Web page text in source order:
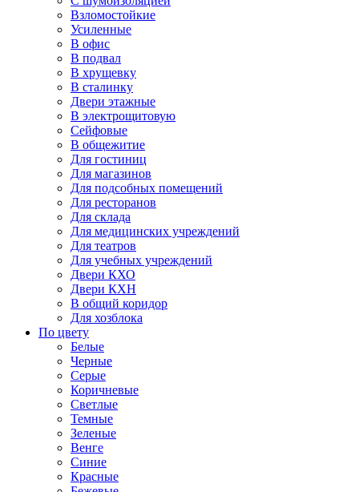
Взломостойкие
Усиленные
В офис
В подвал
В хрущевку
В сталинку
Двери этажные
В электрощитовую
Сейфовые
В общежитие
Для гостиниц
Для магазинов
Для подсобных помещений
Для ресторанов
Для склада
Для медицинских учреждений
Для театров
Для учебных учреждений
Двери КХО
Двери КХН
В общий коридор
Для хозблока
По цвету
Белые
Черные
Серые
Коричневые
Светлые
Темные
Зеленые
Венге
Синие
Красные